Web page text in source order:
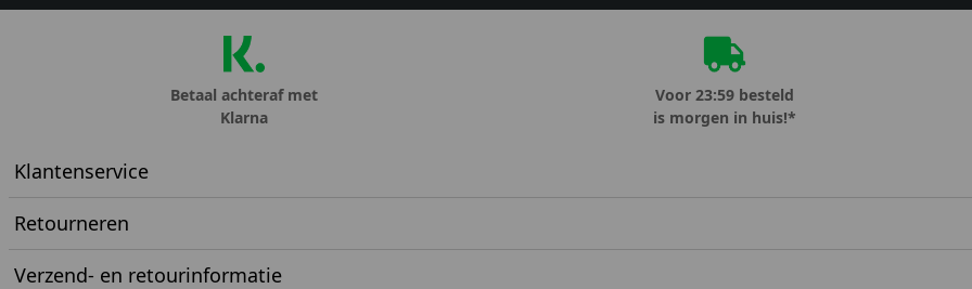
Betaal achteraf met
Klarna
Voor 23:59 besteld
is morgen in huis!*
Klantenservice
Retourneren
Verzend- en retourinformatie